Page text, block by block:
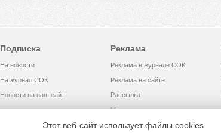
Подписка
На новости
На журнал СОК
Новости на ваш сайт
Реклама
Реклама в журнале СОК
Реклама на сайте
Рассылка
Медиакит
Этот веб-сайт использует файлы cookies.